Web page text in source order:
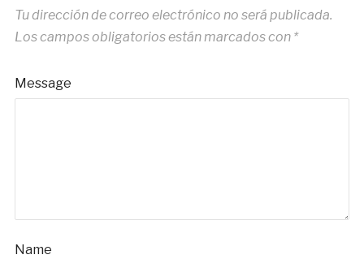
Tu dirección de correo electrónico no será publicada.
Los campos obligatorios están marcados con *
Message
Name